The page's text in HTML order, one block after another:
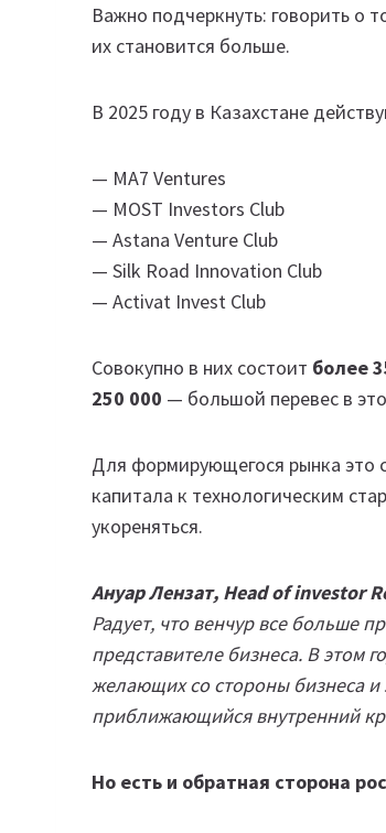
Важно подчеркнуть: говорить о
их становится больше.
В 2025 году в Казахстане
— MA7 Ventures
— MOST Investors Club
— Astana Venture Club
— Silk Road Innovation Club
— Activat Invest Club
Совокупно в них состоит более
250 000 — большой перевес в
Для формирующегося рынка это
капитала к технологическим
укореняться.
Ануар Лензат, Head of investor
Радует, что венчур все больше
представителе бизнеса. В этом
желающих со стороны бизнеса и
приближающийся внутренний
Но есть и обратная сторона